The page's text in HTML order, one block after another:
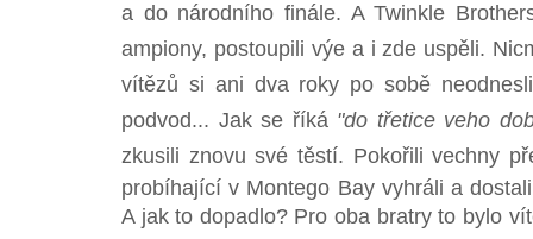
a do národního finále. A Twinkle
ampiony, postoupili výe a i zde uspěli.
vítězů si ani dva roky po sobě
podvod... Jak se říká "do třetice veho
zkusili znovu své těstí. Pokořili vechny
probíhající v Montego Bay vyhráli a
A jak to dopadlo? Pro oba bratry to bylo